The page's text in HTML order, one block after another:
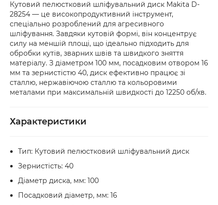
або товар мають пошкодження, обов’язково
оформіть акт разом із працівником служби
доставки.
Кутовий пелюстковий шліфувальний диск Makita D-
28254 — це високопродуктивний інструмент,
спеціально розроблений для агресивного
шліфування. Завдяки кутовій формі, він концентрує
силу на меншій площі, що ідеально підходить для
обробки кутів, зварних швів та швидкого зняття
матеріалу. З діаметром 100 мм, посадковим отвором 16
мм та зернистістю 40, диск ефективно працює зі
сталлю, нержавіючою сталлю та кольоровими
металами при максимальній швидкості до 12250 об/хв.
Характеристики
Тип: Кутовий пелюстковий шліфувальний диск
Зернистість: 40
Діаметр диска, мм: 100
Посадковий діаметр, мм: 16